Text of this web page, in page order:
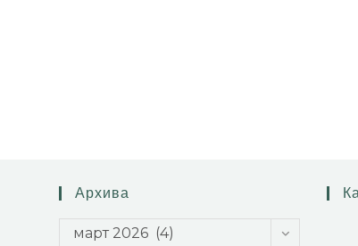
Архива
март 2026 (4)